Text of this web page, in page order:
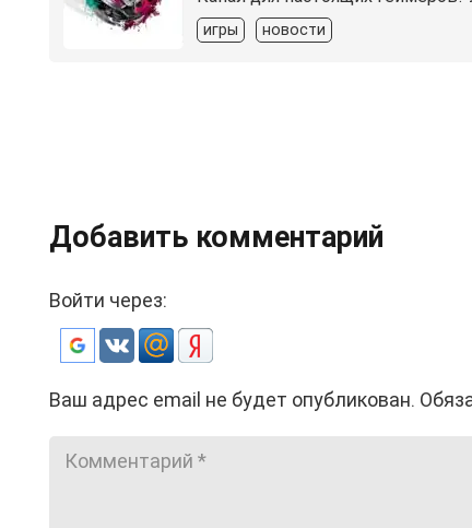
игры новости
Добавить комментарий
Войти через:
Ваш адрес email не будет опубликован.